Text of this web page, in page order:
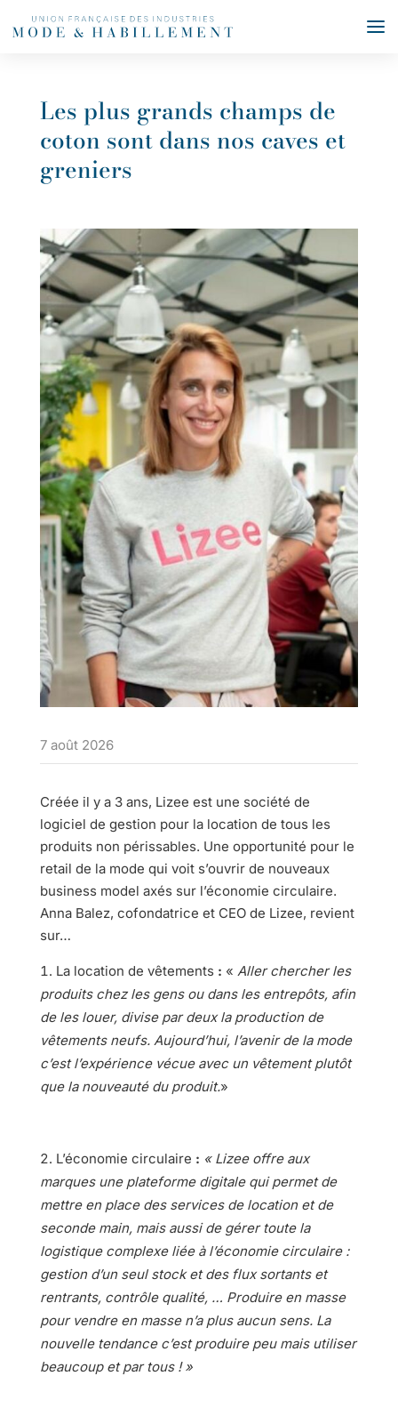
Les plus grands champs de
coton sont dans nos caves et
greniers
7 août 2026
Créée il y a 3 ans, Lizee est une société de
logiciel de gestion pour la location de tous les
produits non périssables. Une opportunité pour le
retail de la mode qui voit s’ouvrir de nouveaux
business model axés sur l’économie circulaire.
Anna Balez, cofondatrice et CEO de Lizee, revient
sur…
La location de vêtements: « Aller chercher les
produits chez les gens ou dans les entrepôts, afin
de les louer, divise par deux la production de
vêtements neufs. Aujourd’hui, l’avenir de la mode
c’est l’expérience vécue avec un vêtement plutôt
que la nouveauté du produit.»
L’économie circulaire : « Lizee offre aux
marques une plateforme digitale qui permet de
mettre en place des services de location et de
seconde main, mais aussi de gérer toute la
logistique complexe liée à l’économie circulaire :
gestion d’un seul stock et des flux sortants et
rentrants, contrôle qualité, … Produire en masse
pour vendre en masse n’a plus aucun sens. La
nouvelle tendance c’est produire peu mais utiliser
beaucoup et par tous ! »